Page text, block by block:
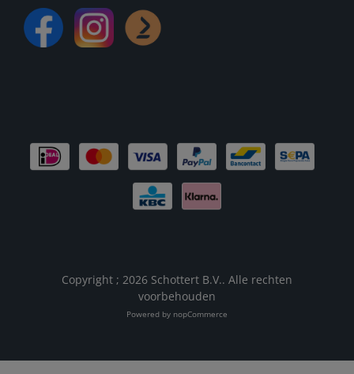
Copyright ; 2026 Schottert B.V.. Alle rechten
voorbehouden
Powered by nopCommerce